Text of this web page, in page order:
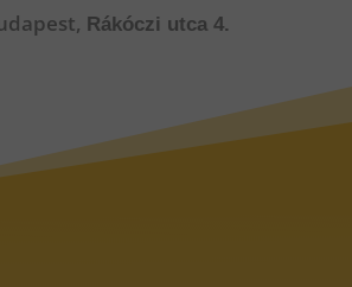
Rákóczi utca 4.